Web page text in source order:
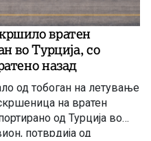
вратен
во Турција, со
назад
од тобоган на летување
на вратен
од Турција во
потврдија од